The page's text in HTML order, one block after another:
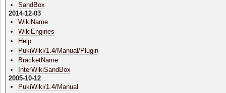
SandBox
2014-12-03
WikiName
WikiEngines
Help
PukiWiki/1.4/Manual/Plugin
BracketName
InterWikiSandBox
2005-10-12
PukiWiki/1.4/Manual